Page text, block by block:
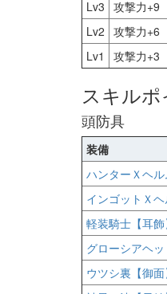
Lv3 攻撃力+9
Lv2 攻撃力+6
Lv1
攻撃力+3
スキル
頭防具
装備
ハンターＸヘル
インゴットＸ
軽装騎士【耳飾
グローシアヘッ
ウツシ裏【御